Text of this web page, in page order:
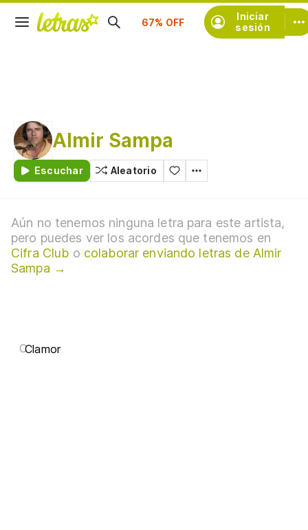
Iniciar
sesión
Suscríbete
Almir Sampa
Escuchar Aleatorio
Aún no tenemos ninguna letra para este artista,
pero puedes ver los acordes que tenemos en
Cifra Club o colaborar enviando letras de Almir
Sampa →
CClamor